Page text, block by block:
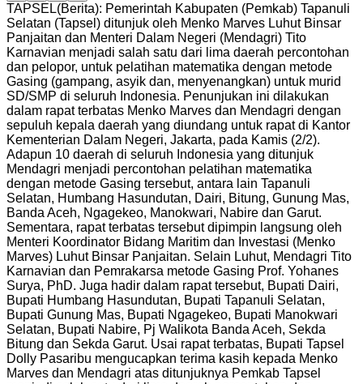
TAPSEL(Berita): Pemerintah Kabupaten (Pemkab) Tapanuli
Selatan (Tapsel) ditunjuk oleh Menko Marves Luhut Binsar
Panjaitan dan Menteri Dalam Negeri (Mendagri) Tito
Karnavian menjadi salah satu dari lima daerah percontohan
dan pelopor, untuk pelatihan matematika dengan metode
Gasing (gampang, asyik dan, menyenangkan) untuk murid
SD/SMP di seluruh Indonesia. Penunjukan ini dilakukan
dalam rapat terbatas Menko Marves dan Mendagri dengan
sepuluh kepala daerah yang diundang untuk rapat di Kantor
Kementerian Dalam Negeri, Jakarta, pada Kamis (2/2).
Adapun 10 daerah di seluruh Indonesia yang ditunjuk
Mendagri menjadi percontohan pelatihan matematika
dengan metode Gasing tersebut, antara lain Tapanuli
Selatan, Humbang Hasundutan, Dairi, Bitung, Gunung Mas,
Banda Aceh, Ngagekeo, Manokwari, Nabire dan Garut.
Sementara, rapat terbatas tersebut dipimpin langsung oleh
Menteri Koordinator Bidang Maritim dan Investasi (Menko
Marves) Luhut Binsar Panjaitan. Selain Luhut, Mendagri Tito
Karnavian dan Pemrakarsa metode Gasing Prof. Yohanes
Surya, PhD. Juga hadir dalam rapat tersebut, Bupati Dairi,
Bupati Humbang Hasundutan, Bupati Tapanuli Selatan,
Bupati Gunung Mas, Bupati Ngagekeo, Bupati Manokwari
Selatan, Bupati Nabire, Pj Walikota Banda Aceh, Sekda
Bitung dan Sekda Garut. Usai rapat terbatas, Bupati Tapsel
Dolly Pasaribu mengucapkan terima kasih kepada Menko
Marves dan Mendagri atas ditunjuknya Pemkab Tapsel